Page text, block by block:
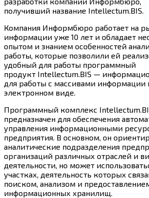
получивший название Intellectum.BIS.
Компания Информбюро работает на
информации уже 10 лет и обладает
опытом и знанием особенностей
работы, которые позволили ей
удобный для работы программный
продукт Intellectum.BIS —
для работы с массивами информации
электронном виде.
Программный комплекс
предназначен для обеспечения
управления информационными
предприятия. В основном, он
аналитические подразделения
организаций различных отраслей и
деятельности, но может
участках, деятельность которых
поиском, анализом и
информационных хранилищ.